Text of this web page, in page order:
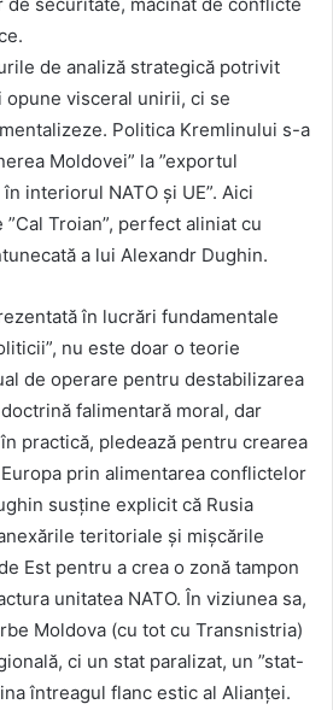
de analiză strategică potrivit
opune visceral unirii, ci se
Politica Kremlinului s-a
Moldovei” la ”exportul
interiorul NATO și UE”. Aici
Troian”, perfect aliniat cu
a lui Alexandr Dughin.
în lucrări fundamentale
nu este doar o teorie
de operare pentru destabilizarea
falimentară moral, dar
practică, pledează pentru crearea
prin alimentarea conflictelor
susține explicit că Rusia
teritoriale și mișcările
Est pentru a crea o zonă tampon
unitatea NATO. În viziunea sa,
Moldova (cu tot cu Transnistria)
ci un stat paralizat, un ”stat-
întreagul flanc estic al Alianței.